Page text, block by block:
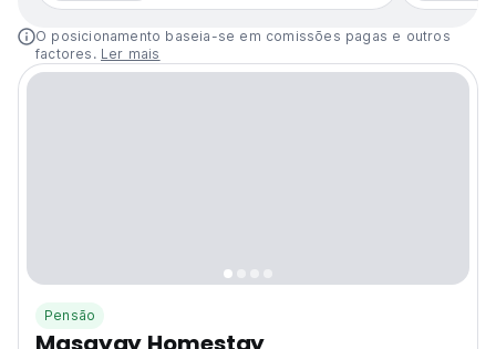
O posicionamento baseia-se em comissões pagas e outros
factores. Ler mais
Pensão